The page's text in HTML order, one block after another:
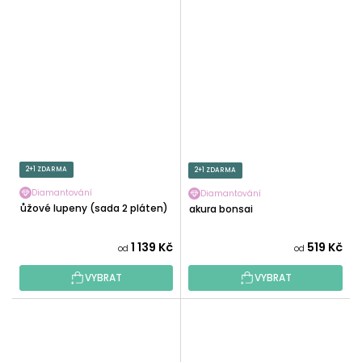
2+1 ZDARMA
Diamantování
Růžové lupeny (sada 2 pláten)
od 1 139 Kč
VYBRAT
2+1 ZDARMA
Diamantování
Sakura bonsai
od 519 Kč
VYBRAT